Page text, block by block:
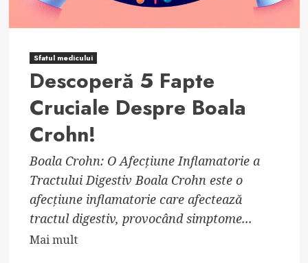
Sfatul medicului
Descoperă 5 Fapte
Cruciale Despre Boala
Crohn!
Boala Crohn: O Afecțiune Inflamatorie a
Tractului Digestiv Boala Crohn este o
afecțiune inflamatorie care afectează
tractul digestiv, provocând simptome...
Mai multRead